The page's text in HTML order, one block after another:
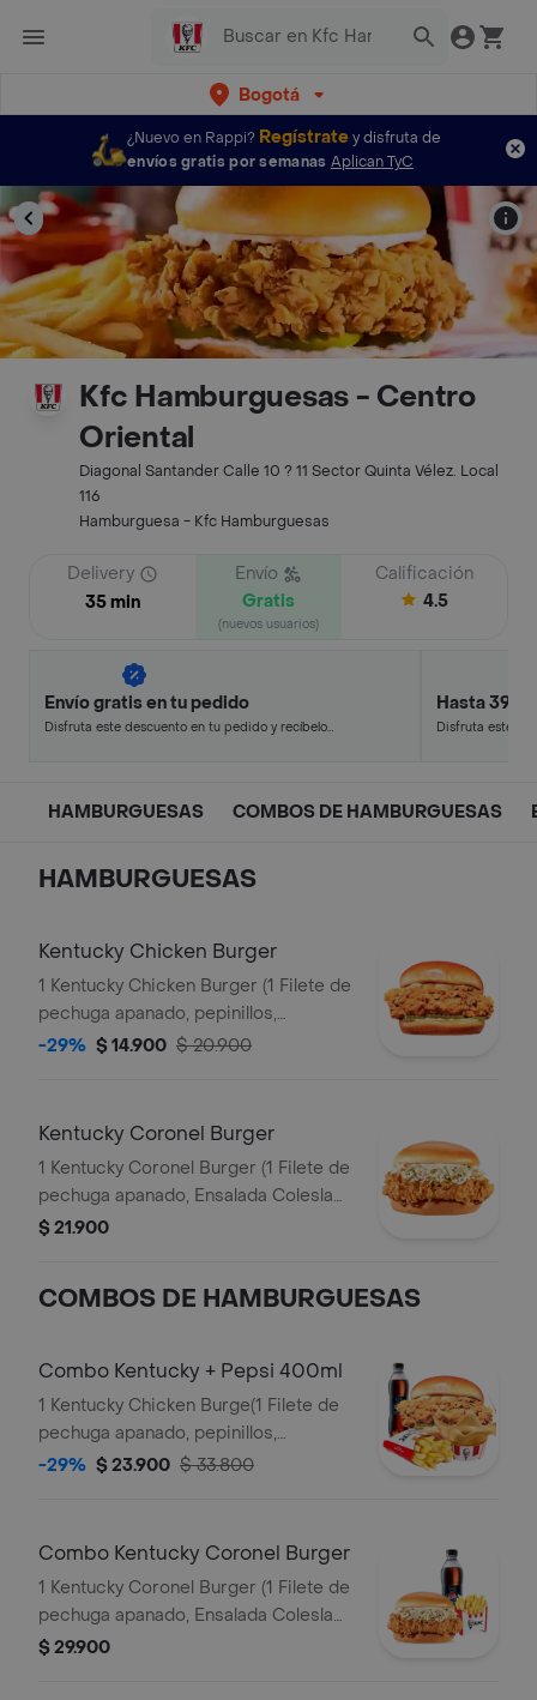
Bogotá
¿Nuevo en Rappi? Regístratey disfruta de
envíos gratis por semanas Aplican TyC
Kfc Hamburguesas - Centro
Oriental
Diagonal Santander Calle 10 ? 11 Sector Quinta Vélez. Local
116
Hamburguesa - Kfc Hamburguesas
Delivery
35 min
Envío
Gratis
(nuevos usuarios)
Calificación
4.5
Envío gratis en tu pedido
Disfruta este descuento en tu pedido y recíbelo
Hasta 39%
Disfruta este
HAMBURGUESAS COMBOS DE HAMBURGUESAS
HAMBURGUESAS
Kentucky Chicken Burger
1 Kentucky Chicken Burger (1 Filete de
pechuga apanado, pepinillos,
mayonesa premium y mantequilla)
-29% $ 14.900 $ 20.900
Kentucky Coronel Burger
1 Kentucky Coronel Burger (1 Filete de
pechuga apanado, Ensalada Coleslaw,
BBQ y mantequilla)
$ 21.900
COMBOS DE HAMBURGUESAS
Combo Kentucky + Pepsi 400ml
1 Kentucky Chicken Burge(1 Filete de
pechuga apanado, pepinillos,
mayonesa premium y mantequilla) + 1
-29% $ 23.900 $ 33.800
Combo Kentucky Coronel Burger
1 Kentucky Coronel Burger (1 Filete de
pechuga apanado, Ensalada Coleslaw,
BBQ y mantequilla) + 1 Papa Pequeña
$ 29.900